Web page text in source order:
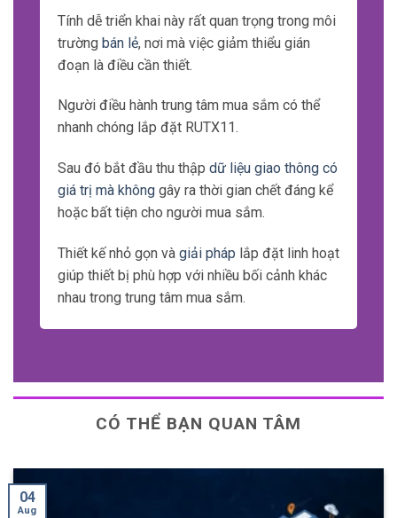
Tính dễ triển khai này rất quan trọng trong môi
trường bán lẻ, nơi mà việc giảm thiểu gián
đoạn là điều cần thiết.
Người điều hành trung tâm mua sắm có thể
nhanh chóng lắp đặt RUTX11.
Sau đó bắt đầu thu thập dữ liệu giao thông có
giá trị mà không gây ra thời gian chết đáng kể
hoặc bất tiện cho người mua sắm.
Thiết kế nhỏ gọn và giải pháp lắp đặt linh hoạt
giúp thiết bị phù hợp với nhiều bối cảnh khác
nhau trong trung tâm mua sắm.
CÓ THỂ BẠN QUAN TÂM
Jul